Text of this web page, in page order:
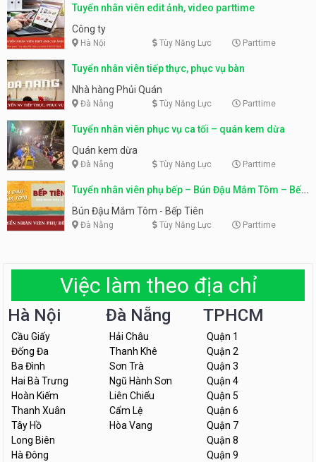
Tuyển nhân viên edit ảnh, video parttime
Công ty
Hà Nội Tùy Năng Lực Parttime
Tuyển nhân viên tiếp thực, phục vụ bàn
Nhà hàng Phủi Quán
Đà Nẵng Tùy Năng Lực Parttime
Tuyển nhân viên phục vụ ca tối – quán kem dừa
Quán kem dừa
Đà Nẵng Tùy Năng Lực Parttime
Tuyển nhân viên phụ bếp – Bún Đậu Mắm Tôm – Bếp
Tiên
Bún Đậu Mắm Tôm - Bếp Tiên
Đà Nẵng Tùy Năng Lực Parttime
Việc làm theo địa chỉ
Hà Nội
Cầu Giấy
Đống Đa
Ba Đình
Hai Bà Trưng
Hoàn Kiếm
Thanh Xuân
Tây Hồ
Long Biên
Hà Đông
Đà Nẵng
Hải Châu
Thanh Khê
Sơn Trà
Ngũ Hành Sơn
Liên Chiểu
Cẩm Lệ
Hòa Vang
TPHCM
Quận 1
Quận 2
Quận 3
Quận 4
Quận 5
Quận 6
Quận 7
Quận 8
Quận 9